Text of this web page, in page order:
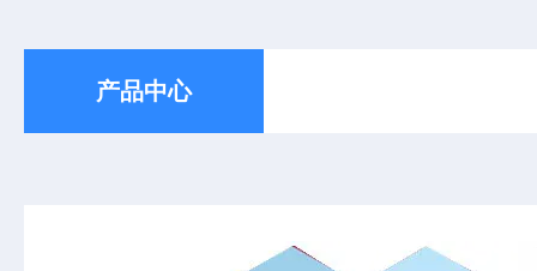
产品中心